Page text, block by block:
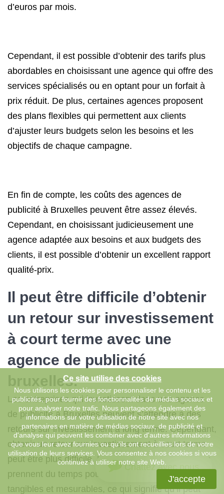
d’euros par mois.
Cependant, il est possible d’obtenir des tarifs plus
abordables en choisissant une agence qui offre des
services spécialisés ou en optant pour un forfait à
prix réduit. De plus, certaines agences proposent
des plans flexibles qui permettent aux clients
d’ajuster leurs budgets selon les besoins et les
objectifs de chaque campagne.
En fin de compte, les coûts des agences de
publicité à Bruxelles peuvent être assez élevés.
Cependant, en choisissant judicieusement une
agence adaptée aux besoins et aux budgets des
clients, il est possible d’obtenir un excellent rapport
qualité-prix.
Il peut être difficile d’obtenir
un retour sur investissement
à court terme avec une
agence de publicité
bruxelles.
Les entreprises qui investissent dans une agence
de publicité à Bruxelles peuvent s’attendre à des
retours sur investissement à long terme. Cependant,
obtenir un retour sur investissement à court terme
peut être plus difficile. Les campagnes publicitaires
prennent du temps pour produire des résultats
tangibles et mesurables, ce qui signifie qu’il peut
Chattez avec nous
Ce site utilise des cookies
Nous utilisons les cookies pour personnaliser le contenu et les
publicités, pour fournir des fonctionnalités de médias sociaux et
pour analyser notre trafic. Nous partageons également des
informations sur votre utilisation de notre site avec nos
partenaires en matière de médias sociaux, de publicité et
d'analyse qui peuvent les combiner avec d'autres informations
que vous leur avez fournies ou qu'ils ont recueillies lors de votre
utilisation de leurs services. Vous consentez à nos cookies si vous
continuez à utiliser notre site Web.
J'accepte